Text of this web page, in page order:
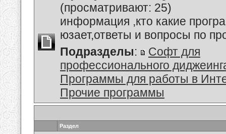
(просматривают: 25)
информация ,кто какие
юзает,ответы и вопросы по
Подразделы:
Софт для
профессионального
Программы для работы в
Прочие программы
Раздел